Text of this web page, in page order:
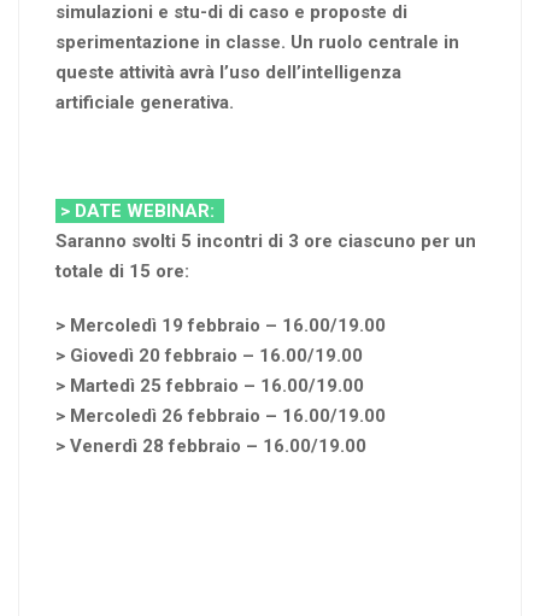
simulazioni e stu-di di caso e proposte di
sperimentazione in classe. Un ruolo centrale in
queste attività avrà l’uso dell’intelligenza
artificiale generativa.
> DATE WEBINAR:
Saranno svolti 5 incontri di 3 ore ciascuno per un
totale di 15 ore:
> Mercoledì 19 febbraio – 16.00/19.00
> Giovedì 20 febbraio – 16.00/19.00
> Martedì 25 febbraio – 16.00/19.00
> Mercoledì 26 febbraio – 16.00/19.00
> Venerdì 28 febbraio – 16.00/19.00